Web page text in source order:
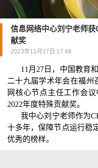
信息网络中心刘宁老师
献奖
2023年11月27日 17:48
11 月27 日， 中国教育
二十九届学术年会在福州
网核心节点主任工作会
2022年度特殊贡献奖。
我中心刘宁老师作为C
十多年，保障节点运行稳
优秀的榜样。